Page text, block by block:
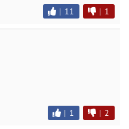
| 11 | 1
| 1 | 2